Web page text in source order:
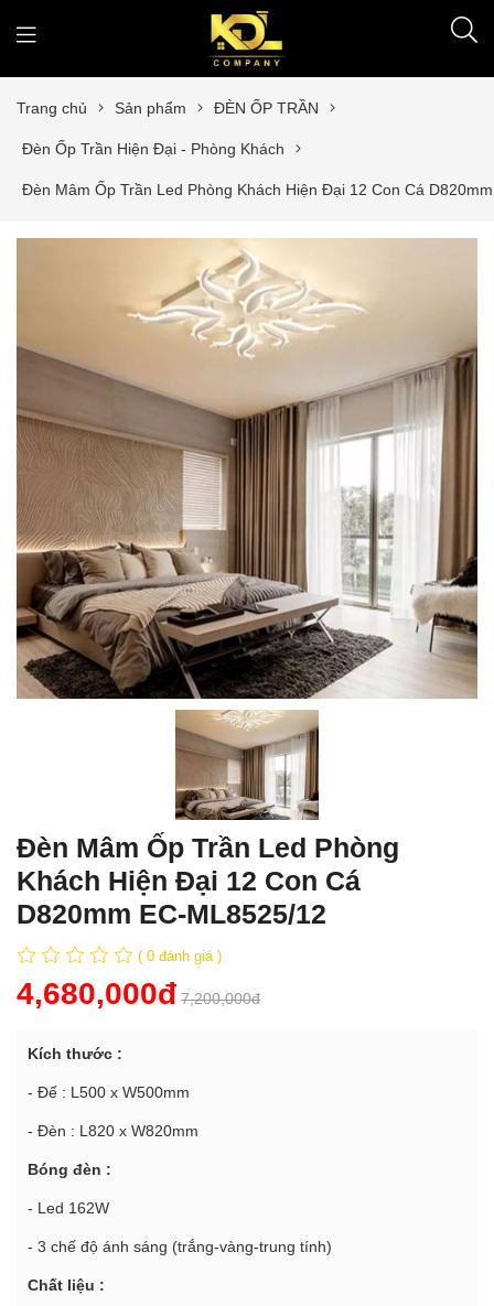
Trang chủ Sản phẩm ĐÈN ỐP TRẦN
Đèn Ốp Trần Hiện Đại - Phòng Khách
Đèn Mâm Ốp Trần Led Phòng Khách Hiện Đại 12 Con Cá
Đèn Mâm Ốp Trần Led Phòng
Khách Hiện Đại 12 Con Cá
D820mm EC-ML8525/12
( 0 đánh giá )
4,680,000đ 7,200,000đ
Kích thước :
- Đế : L500 x W500mm
- Đèn : L820 x W820mm
Bóng đèn :
- Led 162W
- 3 chế độ ánh sáng (trắng-vàng-trung tính)
Chất liệu :